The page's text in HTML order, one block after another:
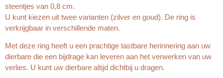
steentjes van 0,8 cm.
U kunt kiezen uit twee varianten (zilver en goud). De ring is
verkrijgbaar in verschillende maten.
Met deze ring heeft u een prachtige tastbare herinnering aan uw
dierbare die een bijdrage kan leveren aan het verwerken van uw
verlies. U kunt uw dierbare altijd dichtbij u dragen.